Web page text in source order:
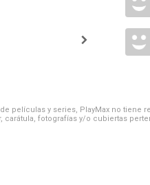
películas y series, PlayMax no
carátula, fotografías y/o cubiertas